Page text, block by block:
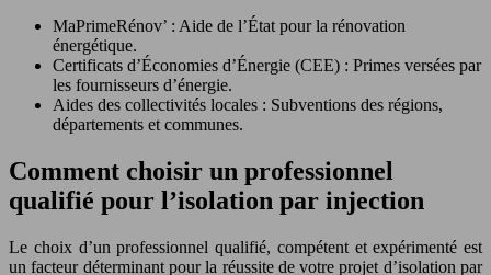
MaPrimeRénov’ : Aide de l’État pour la rénovation
énergétique.
Certificats d’Économies d’Énergie (CEE) : Primes versées par
les fournisseurs d’énergie.
Aides des collectivités locales : Subventions des régions,
départements et communes.
Comment choisir un professionnel
qualifié pour l’isolation par injection
Le choix d’un professionnel qualifié, compétent et expérimenté est
un facteur déterminant pour la réussite de votre projet d’isolation par